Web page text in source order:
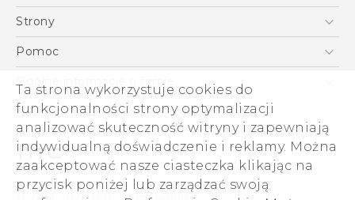
Ta strona wykorzystuje cookies do
funkcjonalności strony optymalizacji
analizować skuteczność witryny i zapewniają
indywidualną doświadczenie i reklamy. Można
zaakceptować nasze ciasteczka klikając na
przycisk poniżej lub zarządzać swoją
Polish - Wytyczne dotyczące bezpieczeństwa i
User manual
Safety and regulatory guide
Smartfony
VIVE
Akcesoria
Strony
HTC Vive
Pomoc
Pomoc E-commerce
Ogólne informacje o firmie
ESG
Informacje o firmie
Dla inwestorów (angielski)
Cookie Preferences